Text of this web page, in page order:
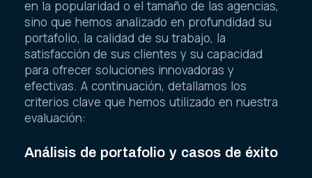
en la popularidad o el tamaño de las agencias,
sino que hemos analizado en profundidad su
portafolio, la calidad de su trabajo, la
satisfacción de sus clientes y su capacidad
para ofrecer soluciones innovadoras y
efectivas. A continuación, detallamos los
criterios clave que hemos utilizado en nuestra
evaluación:
Análisis de portafolio y casos de éxito